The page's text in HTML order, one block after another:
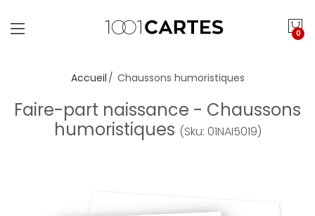
0
Accueil Chaussons humoristiques
Faire-part naissance - Chaussons
humoristiques (Sku: 01NAI5019)